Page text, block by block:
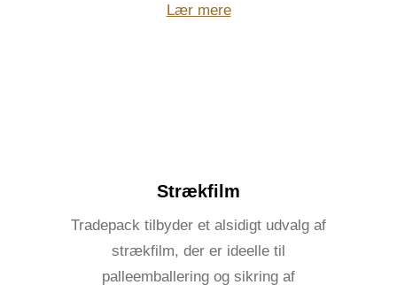
Lær mere
Strækfilm
Tradepack tilbyder et alsidigt udvalg af
strækfilm, der er ideelle til
palleemballering og sikring af